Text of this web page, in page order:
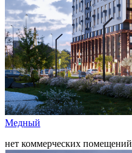
Медный
нет коммерческих помещений